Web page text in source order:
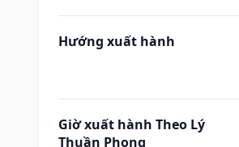
Hướng xuất hành
Giờ xuất hành Theo Lý
Thuần Phong